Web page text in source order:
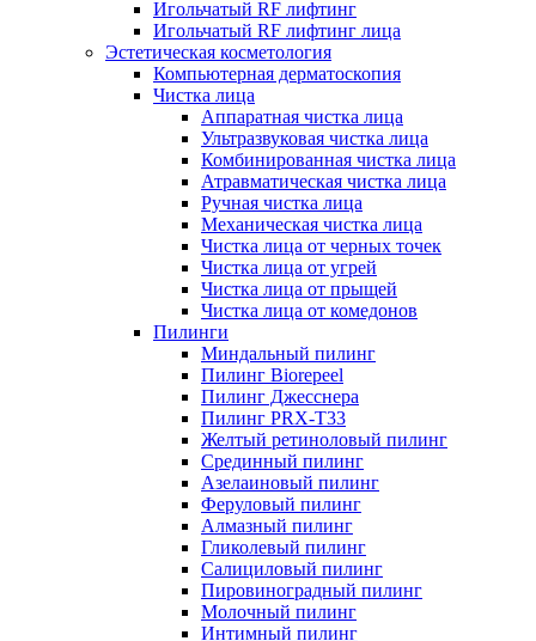
Игольчатый RF лифтинг
Игольчатый RF лифтинг лица
Эстетическая косметология
Компьютерная дерматоскопия
Чистка лица
Аппаратная чистка лица
Ультразвуковая чистка лица
Комбинированная чистка лица
Атравматическая чистка лица
Ручная чистка лица
Механическая чистка лица
Чистка лица от черных точек
Чистка лица от угрей
Чистка лица от прыщей
Чистка лица от комедонов
Пилинги
Миндальный пилинг
Пилинг Biorepeel
Пилинг Джесснера
Пилинг PRX-T33
Желтый ретиноловый пилинг
Срединный пилинг
Азелаиновый пилинг
Феруловый пилинг
Алмазный пилинг
Гликолевый пилинг
Салициловый пилинг
Пировиноградный пилинг
Молочный пилинг
Интимный пилинг